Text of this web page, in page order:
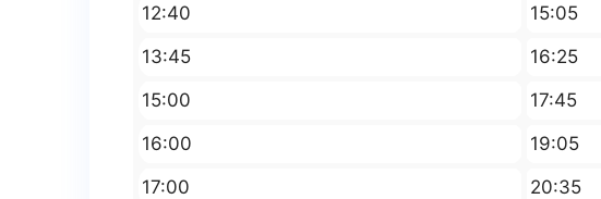
12:40
15:05
13:45
16:25
15:00
17:45
16:00
19:05
17:00
20:35